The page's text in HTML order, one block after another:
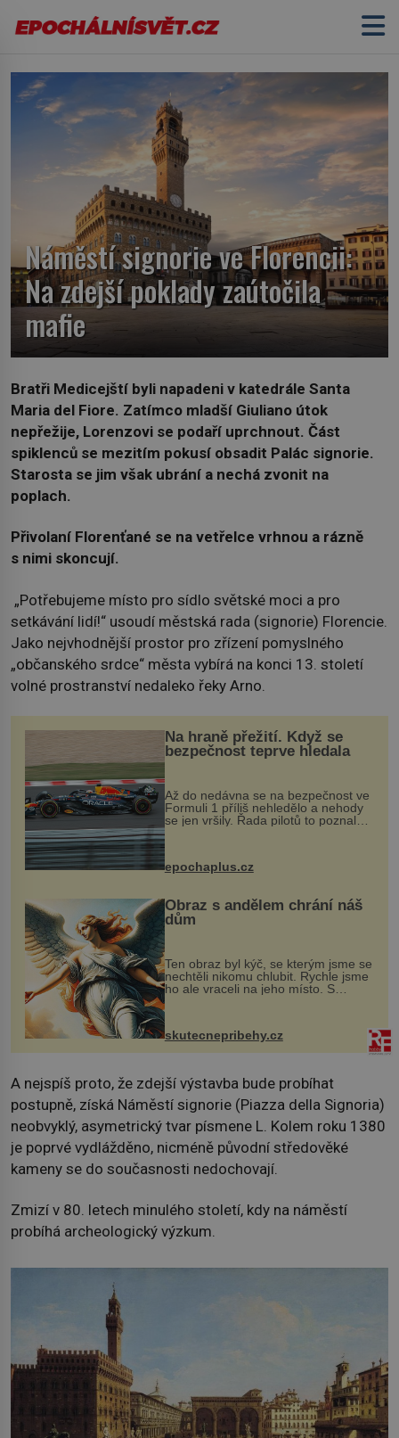
Náměstí signorie ve Florencii:
Na zdejší poklady zaútočila
mafie
Bratři Medicejští byli napadeni v katedrále Santa
Maria del Fiore. Zatímco mladší Giuliano útok
nepřežije, Lorenzovi se podaří uprchnout. Část
spiklenců se mezitím pokusí obsadit Palác signorie.
Starosta se jim však ubrání a nechá zvonit na
poplach.
Přivolaní Florenťané se na vetřelce vrhnou a rázně
s nimi skoncují.
„Potřebujeme místo pro sídlo světské moci a pro
setkávání lidí!“ usoudí městská rada (signorie) Florencie.
Jako nejvhodnější prostor pro zřízení pomyslného
„občanského srdce“ města vybírá na konci 13. století
volné prostranství nedaleko řeky Arno.
Na hraně přežití. Když se
bezpečnost teprve hledala
Až do nedávna se na bezpečnost ve
Formuli 1 příliš nehledělo a nehody
se jen vršily. Řada pilotů to poznala
na vlastní kůži, často s trvalými
následky nebo bohužel i ztrátou
života. Dnes nepochopiteln...
epochaplus.cz
Obraz s andělem chrání náš
dům
Ten obraz byl kýč, se kterým jsme se
nechtěli nikomu chlubit. Rychle jsme
ho ale vraceli na jeho místo. S
manželem Vaškem jsme si pořídili
chaloupku, takový domek na severu
Čech, kde jsme si naplánova...
skutecnepribehy.cz
A nejspíš proto, že zdejší výstavba bude probíhat
postupně, získá Náměstí signorie (Piazza della Signoria)
neobvyklý, asymetrický tvar písmene L. Kolem roku 1380
je poprvé vydlážděno, nicméně původní středověké
kameny se do současnosti nedochovají.
Zmizí v 80. letech minulého století, kdy na náměstí
probíhá archeologický výzkum.